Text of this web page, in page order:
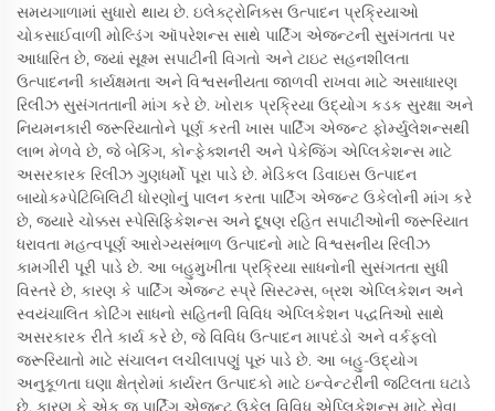
સમયગાળામાં સુધારો થાય છે. ઇલેક્ટ્રોનિક્સ ઉત્પાદન પ્રક્રિયાઓ
ચોકસાઈવાળી મોલ્ડિંગ ઑપરેશન્સ સાથે પાર્ટિંગ એજન્ટની સુસંગતતા પર
આધારિત છે, જ્યાં સૂક્ષ્મ સપાટીની વિગતો અને ટાઇટ સહનશીલતા
ઉત્પાદનની કાર્યક્ષમતા અને વિશ્વસનીયતા જાળવી રાખવા માટે અસાધારણ
રિલીઝ સુસંગતતાની માંગ કરે છે. ખોરાક પ્રક્રિયા ઉદ્યોગ કડક સુરક્ષા અને
નિયમનકારી જરૂરિયાતોને પૂર્ણ કરતી ખાસ પાર્ટિંગ એજન્ટ ફોર્મ્યુલેશન્સથી
લાભ મેળવે છે, જે બેકિંગ, કોન્ફેક્શનરી અને પેકેજિંગ એપ્લિકેશન્સ માટે
અસરકારક રિલીઝ ગુણધર્મો પૂરા પાડે છે. મેડિકલ ડિવાઇસ ઉત્પાદન
બાયોકમ્પેટિબિલિટી ધોરણોનું પાલન કરતા પાર્ટિંગ એજન્ટ ઉકેલોની માંગ કરે
છે, જ્યારે ચોક્કસ સ્પેસિફિકેશન્સ અને દૂષણ રહિત સપાટીઓની જરૂરિયાત
ધરાવતા મહત્વપૂર્ણ આરોગ્યસંભાળ ઉત્પાદનો માટે વિશ્વસનીય રિલીઝ
કામગીરી પૂરી પાડે છે. આ બહુમુખીતા પ્રક્રિયા સાધનોની સુસંગતતા સુધી
વિસ્તરે છે, કારણ કે પાર્ટિંગ એજન્ટ સ્પ્રે સિસ્ટમ્સ, બ્રશ એપ્લિકેશન અને
સ્વયંચાલિત કોટિંગ સાધનો સહિતની વિવિધ એપ્લિકેશન પદ્ધતિઓ સાથે
અસરકારક રીતે કાર્ય કરે છે, જે વિવિધ ઉત્પાદન માપદંડો અને વર્કફ્લો
જરૂરિયાતો માટે સંચાલન લચીલાપણું પૂરું પાડે છે. આ બહુ-ઉદ્યોગ
અનુકૂળતા ઘણા ક્ષેત્રોમાં કાર્યરત ઉત્પાદકો માટે ઇન્વેન્ટરીની જટિલતા ઘટાડે
છે, કારણ કે એક જ પાર્ટિંગ એજન્ટ ઉકેલ વિવિધ એપ્લિકેશન્સ માટે સેવા